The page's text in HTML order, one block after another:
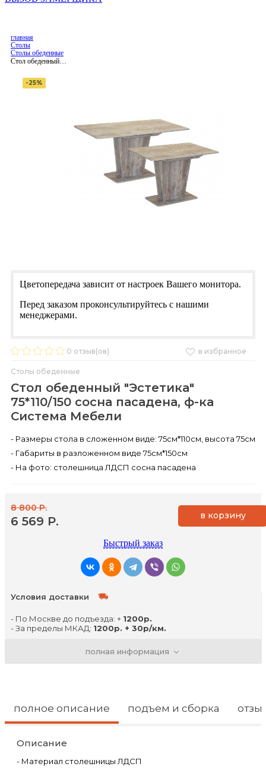
главная
Столы
Столы обеденные
Стол обеденный
сосна пасадена, ф-ка
Система Мебели
-25%
Цветопередача зависит от настроек Вашего монитора.
Перед заказом проконсультируйтесь с нашими
менеджерами.
- Размеры стола в сложенном виде: 75см*110см, высота 75см
- Габариты в разложенном виде 75см*150см
- На фото: столешница ЛДСП сосна пасадена
0 отзыв(ов) в избранное
Столы обеденные
Стол обеденный "Эстетика"
75*110/150 сосна пасадена, ф-ка
Система Мебели
Условия доставки
- По Москве до подъезда: + 1200р.
- За пределы МКАД: 1200р. + 30р/км.
- Подъём на лифте:2% от стоимости.
- Подъём поэтажно:1,5% этаж(включая первый).
полная информация
Быстрый заказ
8 800 Р.
6 569 Р. в корзину
полное описание подъем и сборка
Описание
- Материал столешницы ЛДСП